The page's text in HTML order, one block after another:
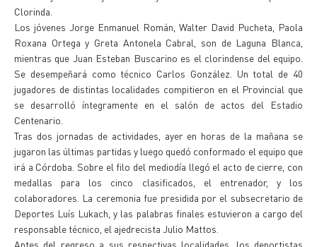
Clorinda.
Los jóvenes Jorge Enmanuel Román, Walter David Pucheta, Paola
Roxana Ortega y Greta Antonela Cabral, son de Laguna Blanca,
mientras que Juan Esteban Buscarino es el clorindense del equipo.
Se desempeñará como técnico Carlos González. Un total de 40
jugadores de distintas localidades compitieron en el Provincial que
se desarrolló íntegramente en el salón de actos del Estadio
Centenario.
Tras dos jornadas de actividades, ayer en horas de la mañana se
jugaron las últimas partidas y luego quedó conformado el equipo que
irá a Córdoba. Sobre el filo del mediodía llegó el acto de cierre, con
medallas para los cinco clasificados, el entrenador, y los
colaboradores. La ceremonia fue presidida por el subsecretario de
Deportes Luís Lukach, y las palabras finales estuvieron a cargo del
responsable técnico, el ajedrecista Julio Mattos.
Antes del regreso a sus respectivas localidades, los deportistas